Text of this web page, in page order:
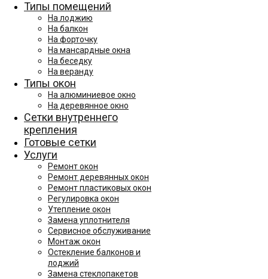
Типы помещений
На лоджию
На балкон
На форточку
На мансардные окна
На беседку
На веранду
Типы окон
На алюминиевое окно
На деревянное окно
Сетки внутреннего
крепления
Готовые сетки
Услуги
Ремонт окон
Ремонт деревянных окон
Ремонт пластиковых окон
Регулировка окон
Утепление окон
Замена уплотнителя
Сервисное обслуживание
Монтаж окон
Остекление балконов и
лоджий
Замена стеклопакетов